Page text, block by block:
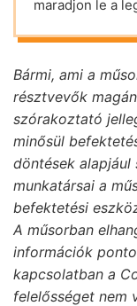
maradjon le a
Bármi, ami a
résztvevők
szórakoztató
minősül
döntések alapjául
munkatársai a
befektetési
A műsorban
információk
kapcsolatban a
felelősséget nem